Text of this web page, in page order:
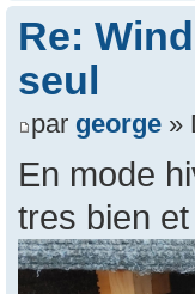
Re:
seul
par george »
En mode
tres bien